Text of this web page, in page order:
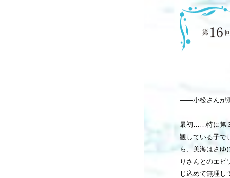
――小松さんが
最初……特に第
観している子で
ら、美海はさゆ
りさんとのエピ
じ込めて無理し